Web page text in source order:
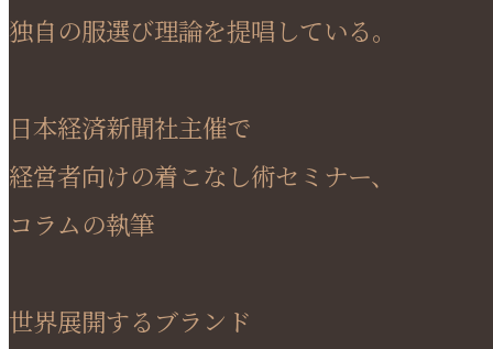
独自の服選び理論を提唱している。
日本経済新聞社主催で
経営者向けの着こなし術セミナー、
コラムの執筆
世界展開するブランド